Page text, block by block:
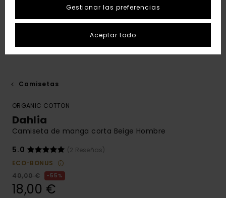
Camisetas
ORGANIC COTTON
Dahlia
Camiseta de manga corta Beige Hombre
5.0
(2 Reseñas)
ECO-BONUS
40,00 €
55%
18,00 €
Gestionar las preferencias
Aceptar todo